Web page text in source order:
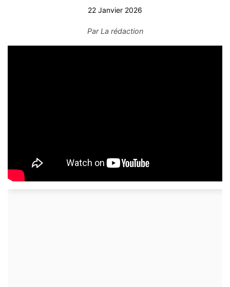
22 Janvier 2026
ParLa rédaction